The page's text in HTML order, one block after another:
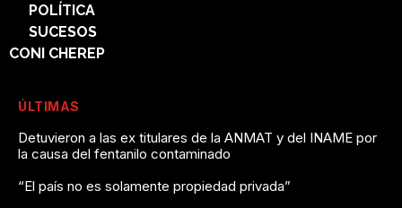
POLÍTICA
SUCESOS
CONI CHEREP
ÚLTIMAS
Detuvieron a las ex titulares de la ANMAT y del INAME por
la causa del fentanilo contaminado
“El país no es solamente propiedad privada”